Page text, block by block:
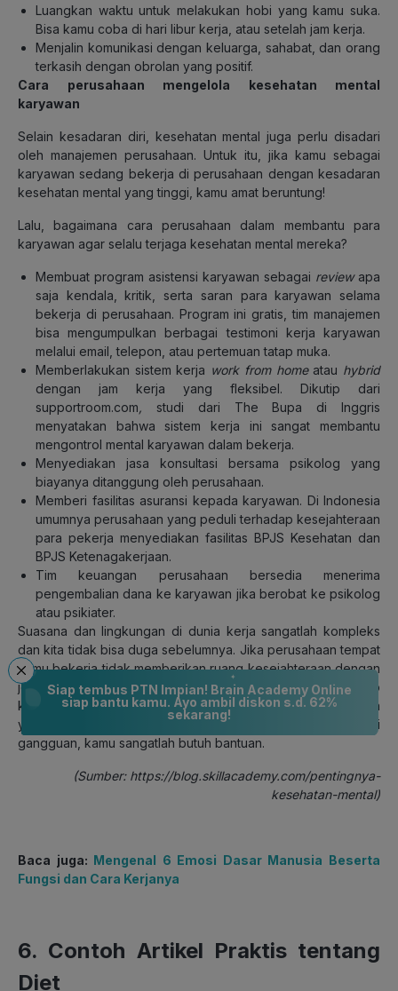
Luangkan waktu untuk melakukan hobi yang kamu suka.
Bisa kamu coba di hari libur kerja, atau setelah jam kerja.
Menjalin komunikasi dengan keluarga, sahabat, dan orang
terkasih dengan obrolan yang positif.
Cara perusahaan mengelola kesehatan mental
karyawan
Selain kesadaran diri, kesehatan mental juga perlu disadari
oleh manajemen perusahaan. Untuk itu, jika kamu sebagai
karyawan sedang bekerja di perusahaan dengan kesadaran
kesehatan mental yang tinggi, kamu amat beruntung!
Lalu, bagaimana cara perusahaan dalam membantu para
karyawan agar selalu terjaga kesehatan mental mereka?
Membuat program asistensi karyawan sebagai review apa
saja kendala, kritik, serta saran para karyawan selama
bekerja di perusahaan. Program ini gratis, tim manajemen
bisa mengumpulkan berbagai testimoni kerja karyawan
melalui email, telepon, atau pertemuan tatap muka.
Memberlakukan sistem kerja work from home atau hybrid
dengan jam kerja yang fleksibel. Dikutip dari
supportroom.com, studi dari The Bupa di Inggris
menyatakan bahwa sistem kerja ini sangat membantu
mengontrol mental karyawan dalam bekerja.
Menyediakan jasa konsultasi bersama psikolog yang
biayanya ditanggung oleh perusahaan.
Memberi fasilitas asuransi kepada karyawan. Di Indonesia
umumnya perusahaan yang peduli terhadap kesejahteraan
para pekerja menyediakan fasilitas BPJS Kesehatan dan
BPJS Ketenagakerjaan.
Tim keuangan perusahaan bersedia menerima
pengembalian dana ke karyawan jika berobat ke psikolog
atau psikiater.
Suasana dan lingkungan di dunia kerja sangatlah kompleks
dan kita tidak bisa duga sebelumnya. Jika perusahaan tempat
kamu bekerja tidak memberikan ruang kesejahteraan dengan
jelas, para atasan yang memiliki ekspektasi tinggi terhadap
kerjamu, ditambah lagi dengan segala kerumitan pekerjaan
yang membuatmu lelah secara mental hingga mengalami
gangguan, kamu sangatlah butuh bantuan.
(Sumber: https://blog.skillacademy.com/pentingnya-
kesehatan-mental)
Baca juga: Mengenal 6 Emosi Dasar Manusia Beserta
Fungsi dan Cara Kerjanya
6. Contoh Artikel Praktis tentang
Diet
Siap tembus PTN Impian! Brain Academy Online
siap bantu kamu. Ayo ambil diskon s.d. 62%
sekarang!